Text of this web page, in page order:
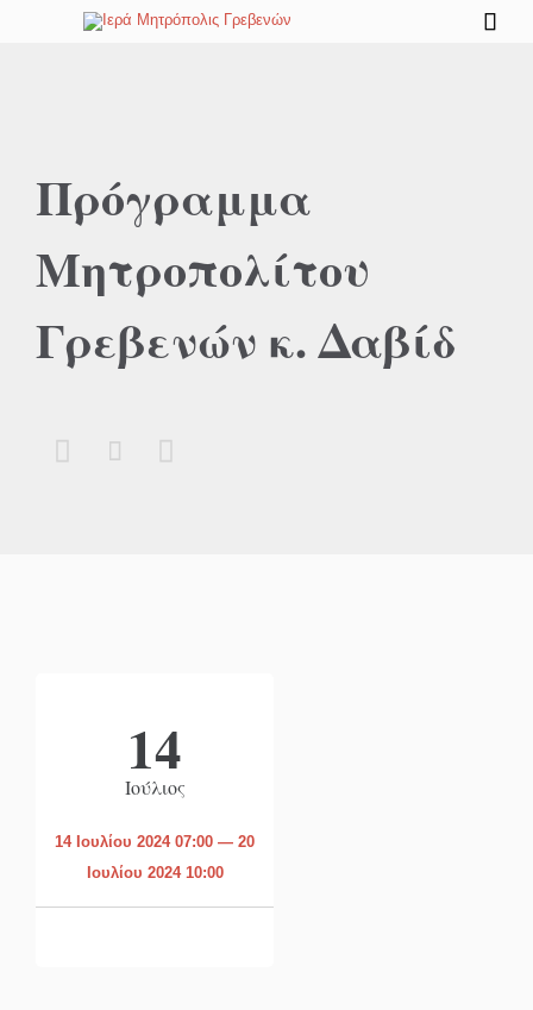

Πρόγραμμα
Μητροπολίτου
Γρεβενών κ. Δαβίδ
  
14
Ιούλιος
14 Ιουλίου 2024 07:00 — 20
Ιουλίου 2024 10:00